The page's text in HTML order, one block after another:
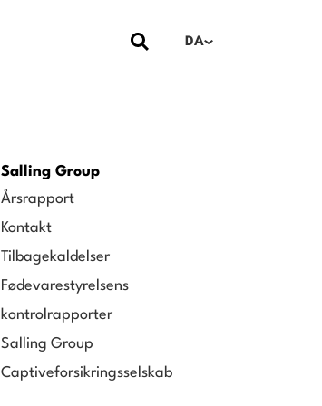
DA
Salling Group
Årsrapport
Kontakt
Tilbagekaldelser
Fødevarestyrelsens
kontrolrapporter
Salling Group
Captiveforsikringsselskab